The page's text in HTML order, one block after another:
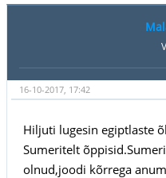
16-10-2017, 17:42
Hiljuti lugesin egiptlaste
Sumeritelt
olnud,joodi kõrrega